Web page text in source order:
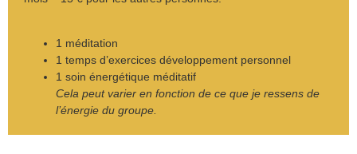
1 méditation
1 temps d’exercices développement personnel
1 soin énergétique méditatif
Cela peut varier en fonction de ce que je ressens de
l’énergie du groupe.